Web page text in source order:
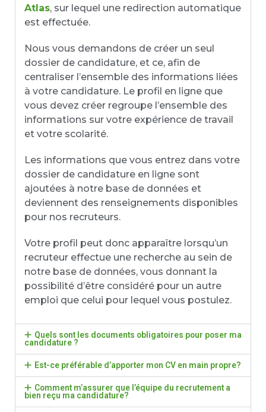
Atlas, sur lequel une redirection automatique
est effectuée.
Nous vous demandons de créer un seul
dossier de candidature, et ce, afin de
centraliser l’ensemble des informations liées
à votre candidature. Le profil en ligne que
vous devez créer regroupe l’ensemble des
informations sur votre expérience de travail
et votre scolarité.
Les informations que vous entrez dans votre
dossier de candidature en ligne sont
ajoutées à notre base de données et
deviennent des renseignements disponibles
pour nos recruteurs.
Votre profil peut donc apparaître lorsqu’un
recruteur effectue une recherche au sein de
notre base de données, vous donnant la
possibilité d’être considéré pour un autre
emploi que celui pour lequel vous postulez.
Quels sont les documents obligatoires pour poser ma
candidature ?
Est-ce préférable d’apporter mon CV en main propre?
Comment m’assurer que l’équipe du recrutement a
bien reçu ma candidature?